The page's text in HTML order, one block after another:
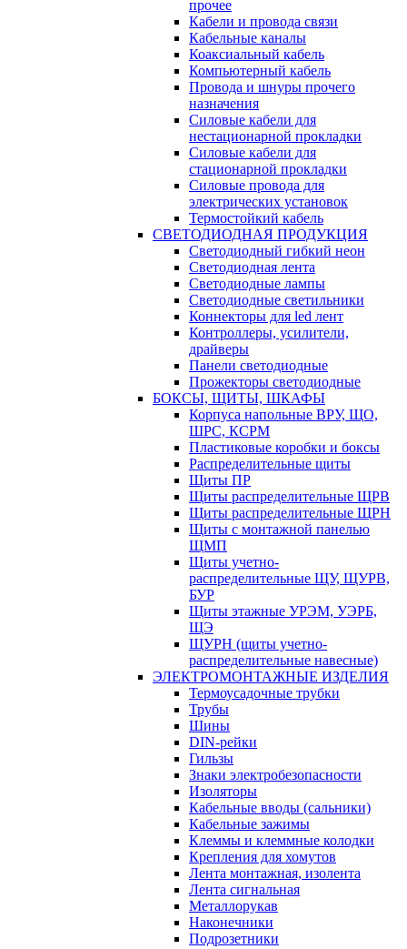
прочее
Кабели и провода связи
Кабельные каналы
Коаксиальный кабель
Компьютерный кабель
Провода и шнуры прочего
назначения
Силовые кабели для
нестационарной прокладки
Силовые кабели для
стационарной прокладки
Силовые провода для
электрических установок
Термостойкий кабель
СВЕТОДИОДНАЯ ПРОДУКЦИЯ
Светодиодный гибкий неон
Светодиодная лента
Светодиодные лампы
Светодиодные светильники
Коннекторы для led лент
Контроллеры, усилители,
драйверы
Панели светодиодные
Прожекторы светодиодные
БОКСЫ, ЩИТЫ, ШКАФЫ
Корпуса напольные ВРУ, ЩО,
ШРС, КСРМ
Пластиковые коробки и боксы
Распределительные щиты
Щиты ПР
Щиты распределительные ЩРВ
Щиты распределительные ЩРН
Щиты с монтажной панелью
ЩМП
Щиты учетно-
распределительные ЩУ, ЩУРВ,
БУР
Щиты этажные УРЭМ, УЭРБ,
ЩЭ
ЩУРН (щиты учетно-
распределительные навесные)
ЭЛЕКТРОМОНТАЖНЫЕ ИЗДЕЛИЯ
Термоусадочные трубки
Трубы
Шины
DIN-рейки
Гильзы
Знаки электробезопасности
Изоляторы
Кабельные вводы (сальники)
Кабельные зажимы
Клеммы и клеммные колодки
Крепления для хомутов
Лента монтажная, изолента
Лента сигнальная
Металлорукав
Наконечники
Подрозетники